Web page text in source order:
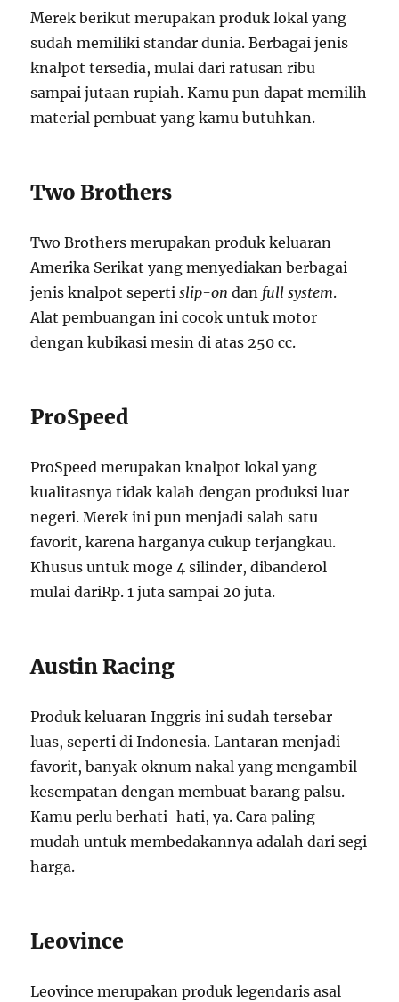
Merek berikut merupakan produk lokal yang
sudah memiliki standar dunia. Berbagai jenis
knalpot tersedia, mulai dari ratusan ribu
sampai jutaan rupiah. Kamu pun dapat memilih
material pembuat yang kamu butuhkan.
Two Brothers
Two Brothers merupakan produk keluaran
Amerika Serikat yang menyediakan berbagai
jenis knalpot sepertislip-ondan full system.
Alat pembuangan ini cocok untuk motor
dengan kubikasi mesin di atas 250 cc.
ProSpeed
ProSpeed merupakan knalpot lokal yang
kualitasnya tidak kalah dengan produksi luar
negeri. Merek ini pun menjadi salah satu
favorit, karena harganya cukup terjangkau.
Khusus untuk moge 4 silinder, dibanderol
mulai dariRp. 1 juta sampai 20 juta.
Austin Racing
Produk keluaran Inggris ini sudah tersebar
luas, seperti di Indonesia. Lantaran menjadi
favorit, banyak oknum nakal yang mengambil
kesempatan dengan membuat barang palsu.
Kamu perlu berhati-hati, ya. Cara paling
mudah untuk membedakannya adalah dari segi
harga.
Leovince
Leovince merupakan produk legendaris asal